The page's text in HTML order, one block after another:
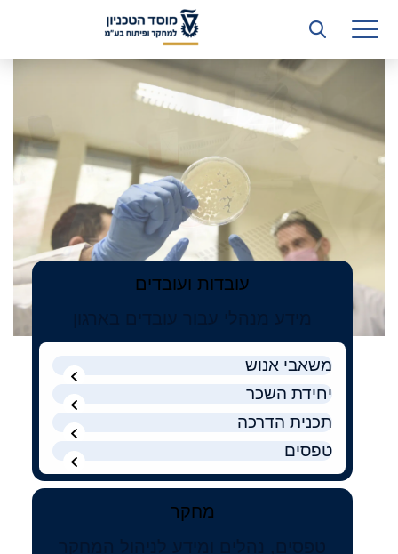
רשות המחקר
היחידה העסקית (T3)
קשרי תעשייה
ביה”ס ללימודי המשך
המכון הישראלי לטכנולוגיות ייצור חומרים
משאבי אנוש
כספים וכלכלה
מחלקת תפעול
אודות ושירותים
English
הטכניון
למחקר
ופיתוח
בע"מ
עובדות ועובדים
משאבי אנוש
יחידת השכר
תכנית הדרכה
טפסים
מחקר